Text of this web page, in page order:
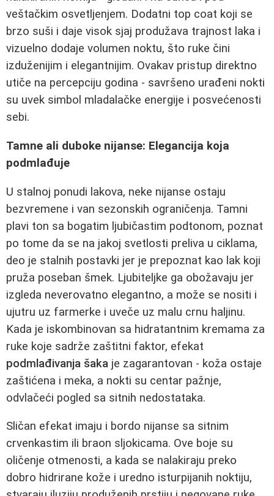
veštačkim osvetljenjem. Dodatni top coat koji se
brzo suši i daje visok sjaj produžava trajnost laka i
vizuelno dodaje volumen noktu, što ruke čini
izduženijim i elegantnijim. Ovakav pristup direktno
utiče na percepciju godina - savršeno urađeni nokti
su uvek simbol mladalačke energije i posvećenosti
sebi.
Tamne ali duboke nijanse: Elegancija koja
podmlađuje
U stalnoj ponudi lakova, neke nijanse ostaju
bezvremene i van sezonskih ograničenja. Tamni
plavi ton sa bogatim ljubičastim podtonom, poznat
po tome da se na jakoj svetlosti preliva u ciklama,
deo je stalnih postavki jer je prepoznat kao lak koji
pruža poseban šmek. Ljubiteljke ga obožavaju jer
izgleda neverovatno elegantno, a može se nositi i
ujutru uz farmerke i uveče uz malu crnu haljinu.
Kada je iskombinovan sa hidratantnim kremama za
ruke koje sadrže zaštitni faktor, efekat
podmlađivanja šaka je zagarantovan - koža ostaje
zaštićena i meka, a nokti su centar pažnje,
odvlačeći pogled sa sitnih nedostataka.
Sličan efekat imaju i bordo nijanse sa sitnim
crvenkastim ili braon sljokicama. Ove boje su
oličenje otmenosti, a kada se nalakiraju preko
dobro hidrirane kože i uredno isturpijanih noktiju,